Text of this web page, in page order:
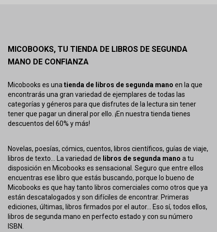
MICOBOOKS, TU TIENDA DE LIBROS DE SEGUNDA
MANO DE CONFIANZA
Micobooks es unatienda de libros de segunda mano en la que
encontrarás una gran variedad de ejemplares de todas las
categorías y géneros para que disfrutes de la lectura sin tener
tener que pagar un dineral por ello. ¡En nuestra tienda tienes
descuentos del 60% y más!
Novelas, poesías, cómics, cuentos, libros científicos, guías de viaje,
libros de texto... La variedad de libros de segunda mano a tu
disposición en Micobooks es sensacional. Seguro que entre ellos
encuentras ese libro que estás buscando, porque lo bueno de
Micobooks es que hay tanto libros comerciales como otros que ya
están descatalogados y son difíciles de encontrar. Primeras
ediciones, últimas, libros firmados por el autor... Eso sí, todos ellos,
libros de segunda mano en perfecto estado y con su número
ISBN.